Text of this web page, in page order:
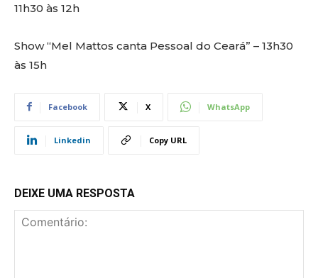
11h30 às 12h
Show “Mel Mattos canta Pessoal do Ceará” – 13h30
às 15h
Facebook X WhatsApp
Linkedin Copy URL
DEIXE UMA RESPOSTA